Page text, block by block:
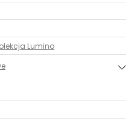
Lumino